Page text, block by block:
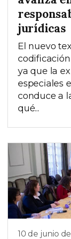
jurídicas
El nuevo
ya que la
especiales
conduce a
qué...
10 de junio